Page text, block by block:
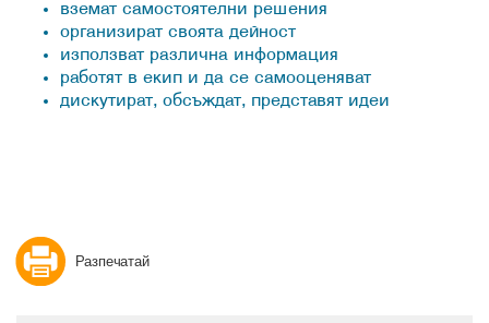
вземат самостоятелни решения
организират своята дейност
използват различна информация
работят в екип и да се самооценяват
дискутират, обсъждат, представят идеи
Разпечатай